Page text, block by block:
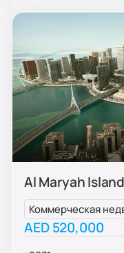
Al Maryah Island
Коммерческая
AED 520,000